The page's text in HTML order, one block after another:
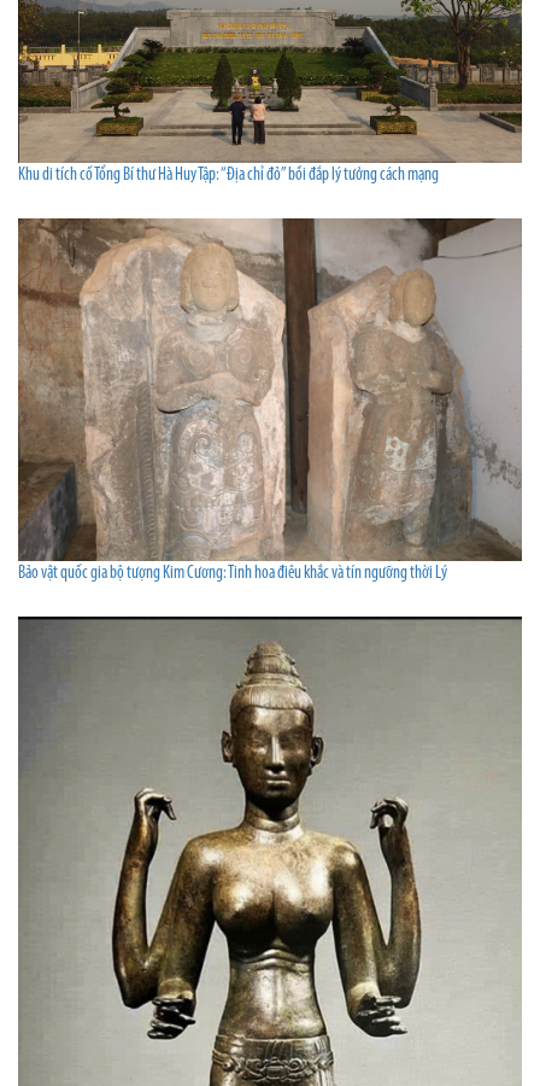
Khu di tích cố Tổng Bí thư Hà Huy Tập: “Địa chỉ đỏ” bồi đắp lý tưởng cách mạng
Bảo vật quốc gia bộ tượng Kim Cương: Tinh hoa điêu khắc và tín ngưỡng thời Lý